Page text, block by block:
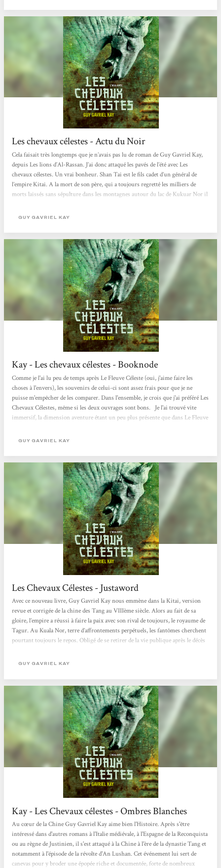
Les chevaux célestes - Actu du Noir
Cela faisait très longtemps que je n’avais pas lu de roman de Guy Gavriel Kay,
depuis Les lions d’Al-Rassan. J’ai donc attaqué les pavés de l’été avec Les
chevaux célestes. Un vrai bonheur. Shan Tai est le fils cadet d’un général de
l’empire Kitai. A la mort de son père, qui a toujours regretté les milliers de
morts laissés sans sépulture dans les montagnes autour du lac de Kukuar Nor il
les soldats Kitai que les soldats Tagur, ces cavaliers contre qui ils se sont battus.
GUY GAVRIEL KAY
Kay - Les chevaux célestes - Booknode
Comme je l'ai lu peu de temps après Le Fleuve Céleste (oui, j'aime faire les
choses à l'envers), les souvenirs de celui-ci sont assez frais pour que je ne
puisse m'empêcher de les comparer. Dans l'ensemble, je crois que j'ai préféré Les
Chevaux Célestes, même si les deux ouvrages sont bons. Je l'ai trouvé vite
immersif, la dimension aventure étant un peu plus présente que dans Le Fleuve
demandé et qui se retrouve avec un cadeau plus encombrant qu'autre chose,
GUY GAVRIEL KAY
Les Chevaux Célestes - Justaword
Avec ce nouveau livre, Guy Gavriel Kay nous emmène dans la Kitai, version
revue et corrigée de la chine des Tang au VIIIème siècle. Alors au fait de sa
gloire, l’empire a réussi à faire la paix avec son rival de toujours, le royaume de
Tagur. Au Kuala Nor, terre d’affrontements perpétuels, les fantômes cherchent
pourtant toujours le repos. Obligé de se retirer de la vie publique après le décès
sépulture décente à chaque homme tombé sur ce champ de bataille. Sous le
GUY GAVRIEL KAY
Kay - Les Chevaux célestes - Ombres Blanches
Au cœur de la Chine Guy Gavriel Kay aime bien l'Histoire. Après s'être
intéressé dans d'autres romans à l'Italie médiévale, à l'Espagne de la Reconquista
ou au règne de Justinien, il s'est attaqué à la Chine à l'ère de la dynastie Tang et
notamment à l'épisode de la révolte d'An Lushan. Cet événement lui sert de
canevas pour y broder une épopée riche et documentée, forte de nombreux